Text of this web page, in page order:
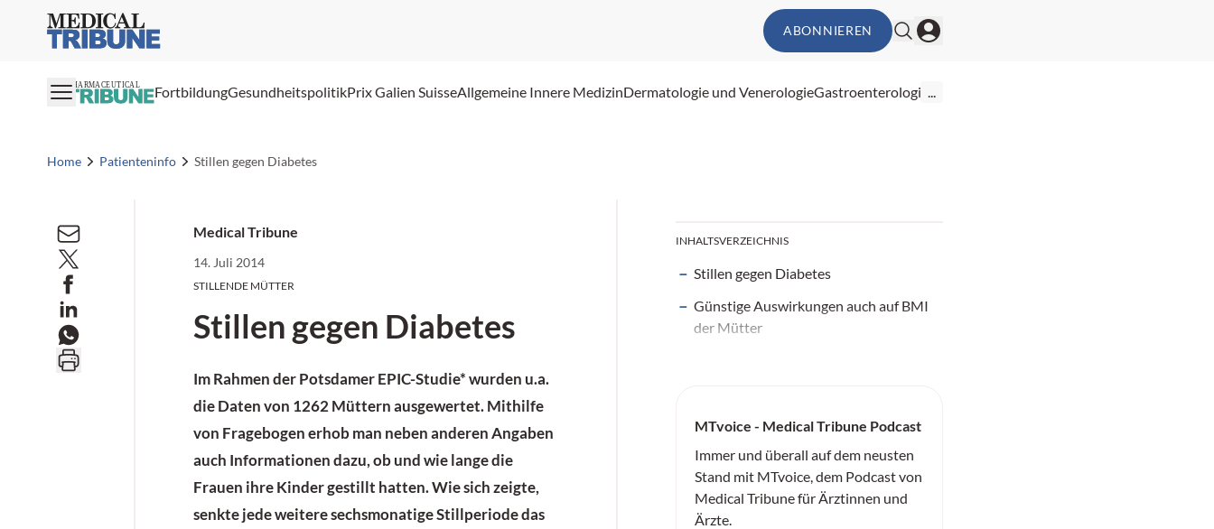
Medical Tribune ABONNIEREN
PHARMACEUTICAL FortbildungGesundheitspolitikPrix Galien SuisseAllgemeine Innere MedizinDermatologie und VenerologieGastroenterologie...
Home Patienteninfo Stillen gegen Diabetes
Medical Tribune
14. Juli 2014
STILLENDE MÜTTER
Stillen gegen Diabetes
Im Rahmen der Potsdamer EPIC-Studie* wurden u.a.
die Daten von 1262 Müttern ausgewertet. Mithilfe
von Fragebogen erhob man neben anderen Angaben
auch Informationen dazu, ob und wie lange die
Frauen ihre Kinder gestillt hatten. Wie sich zeigte,
senkte jede weitere sechsmonatigeStillperiodedas
INHALTSVERZEICHNIS
Stillen gegen Diabetes
Günstige Auswirkungen auch auf BMI
der Mütter
MTvoice - Medical Tribune Podcast
Immer und überall auf dem neusten
Stand mit MTvoice, dem Podcast von
Medical Tribune für Ärztinnen und
Ärzte.